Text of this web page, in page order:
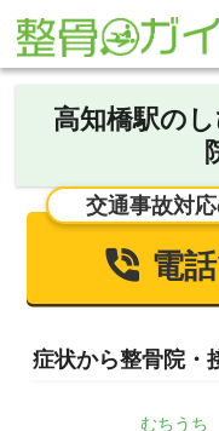
高知橋駅の
交通事故対
電
症状から整骨院・
むちうち